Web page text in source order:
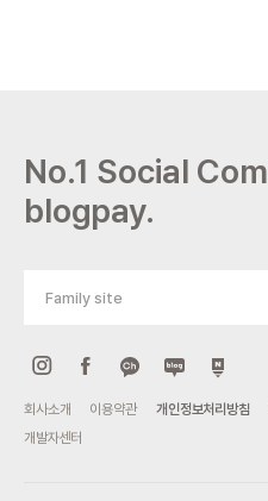
No.1 Social
blogpay.
Family site
회사소개 이용약관 개인정보처리방침
개발자센터